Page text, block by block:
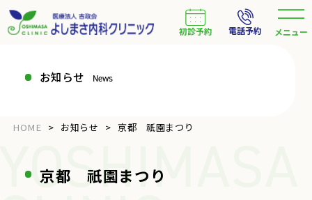
初診予約 電話予約 メニュー
お知らせ News
HOME お知らせ 京都 祇園まつり
京都 祇園まつり